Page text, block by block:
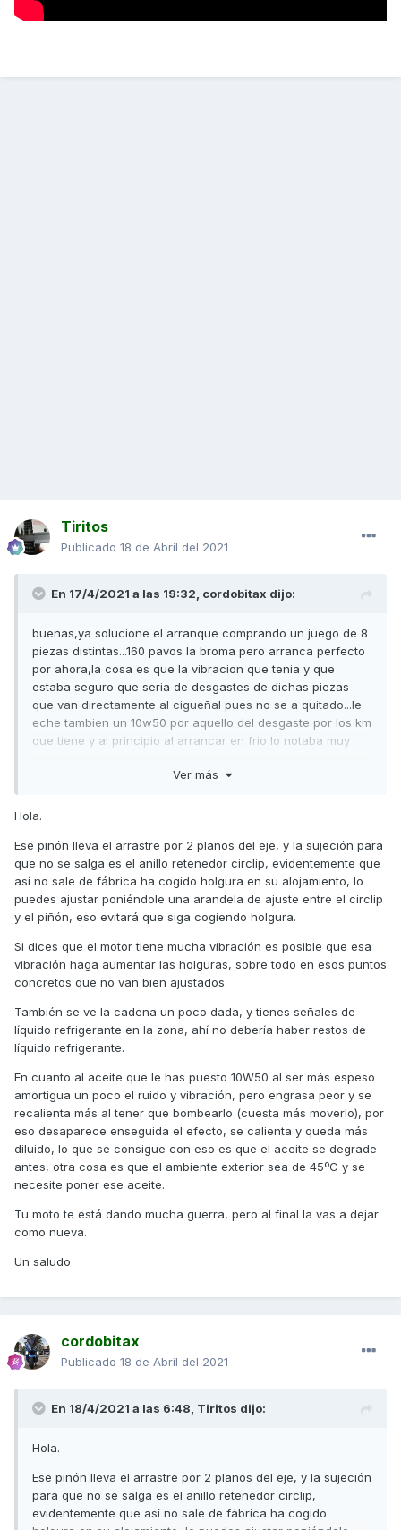
Tiritos
Publicado 18 de Abril del 2021
En 17/4/2021 a las 19:32, cordobitax dijo:
buenas,ya solucione el arranque comprando un juego de 8
piezas distintas...160 pavos la broma pero arranca perfecto
por ahora,la cosa es que la vibracion que tenia y que
estaba seguro que seria de desgastes de dichas piezas
que van directamente al cigueñal pues no se a quitado...le
eche tambien un 10w50 por aquello del desgaste por los km
que tiene y al principio al arrancar en frio lo notaba muy
al pasar de 7000rpm,a menos de esas rpm parece electrica
la bomba que lo mueve desde el el cigueñal tenia holgura y
ningun sitio sale nada y no se ven signos de desgaste,de
echo ese piñon va sujeto con una chaveta o circlip o como
se llame por lo que mucha sujecion no tiene por eso me
hace pensar que es normal pero luego digo jod*r...y esto va
asi de fabrica?
a ver si me podeis iluminar un poco
Ver más
Hola.
Ese piñón lleva el arrastre por 2 planos del eje, y la sujeción para
que no se salga es el anillo retenedor circlip, evidentemente que
así no sale de fábrica ha cogido holgura en su alojamiento, lo
puedes ajustar poniéndole una arandela de ajuste entre el circlip
y el piñón, eso evitará que siga cogiendo holgura.
Si dices que el motor tiene mucha vibración es posible que esa
vibración haga aumentar las holguras, sobre todo en esos puntos
concretos que no van bien ajustados.
También se ve la cadena un poco dada, y tienes señales de
líquido refrigerante en la zona, ahí no debería haber restos de
líquido refrigerante.
En cuanto al aceite que le has puesto 10W50 al ser más espeso
amortigua un poco el ruido y vibración, pero engrasa peor y se
recalienta más al tener que bombearlo (cuesta más moverlo), por
eso desaparece enseguida el efecto, se calienta y queda más
diluido, lo que se consigue con eso es que el aceite se degrade
antes, otra cosa es que el ambiente exterior sea de 45ºC y se
necesite poner ese aceite.
Tu moto te está dando mucha guerra, pero al final la vas a dejar
como nueva.
Un saludo
cordobitax
Publicado 18 de Abril del 2021
En 18/4/2021 a las 6:48, Tiritos dijo:
Hola.
Ese piñón lleva el arrastre por 2 planos del eje, y la sujeción
para que no se salga es el anillo retenedor circlip,
evidentemente que así no sale de fábrica ha cogido